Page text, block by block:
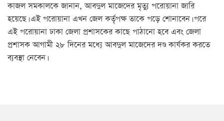
কাজল সমকালকে জানান, আবদুল মাজেদের মৃত্যু পরোয়ানা জারি
হয়েছে। এই পরোয়ানা এখন জেল কর্তৃপক্ষ তাকে পড়ে শোনাবেন। পরে
এই পরোয়ানা ঢাকা জেলা প্রশাসকের কাছে পাঠানো হবে এবং জেলা
প্রশাসক আগামী ২৮ দিনের মধ্যে আবদুল মাজেদের দণ্ড কার্যকর করতে
ব্যবস্থা নেবেন।